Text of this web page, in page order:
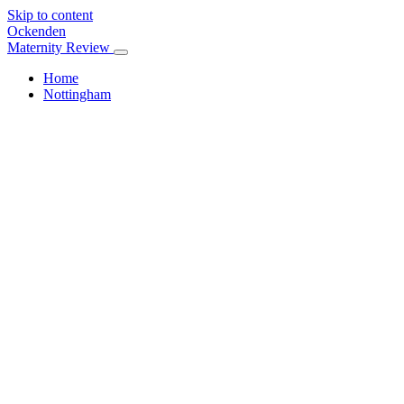
Skip to content
Ockenden
Maternity Review
Home
Nottingham